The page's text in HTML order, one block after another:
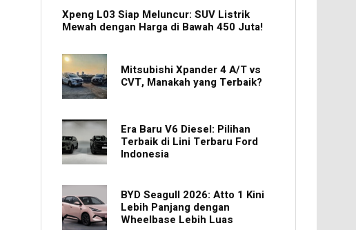
Xpeng L03 Siap Meluncur: SUV Listrik
Mewah dengan Harga di Bawah 450 Juta!
Mitsubishi Xpander 4 A/T vs
CVT, Manakah yang Terbaik?
Era Baru V6 Diesel: Pilihan
Terbaik di Lini Terbaru Ford
Indonesia
BYD Seagull 2026: Atto 1 Kini
Lebih Panjang dengan
Wheelbase Lebih Luas